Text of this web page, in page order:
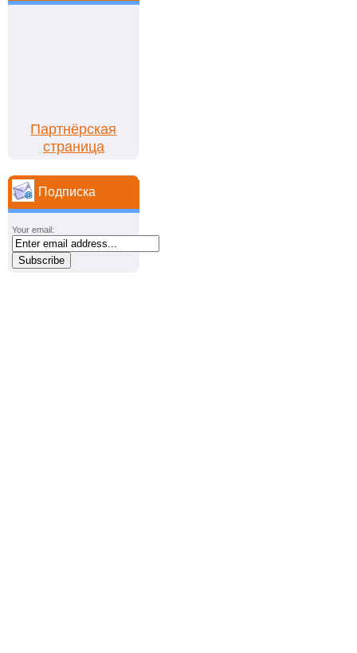
Партнёрская
страница
Подписка
Your email: